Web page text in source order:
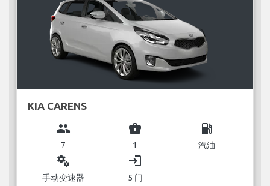
KIA CARENS
group
7
business_center
1
local_gas_station
汽油
miscellaneous_services
手动变速器
login
5 门